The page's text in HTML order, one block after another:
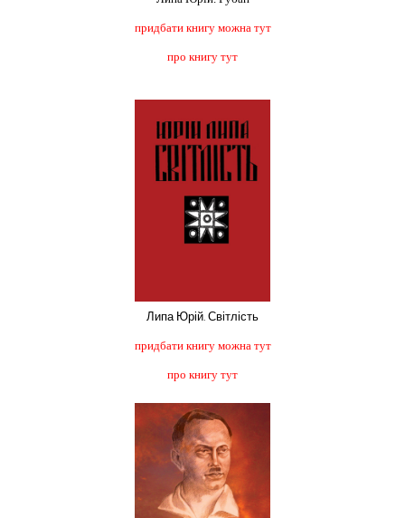
придбати книгу можна тут
про книгу тут
Липа Юрій. Світлість
придбати книгу можна тут
про книгу тут